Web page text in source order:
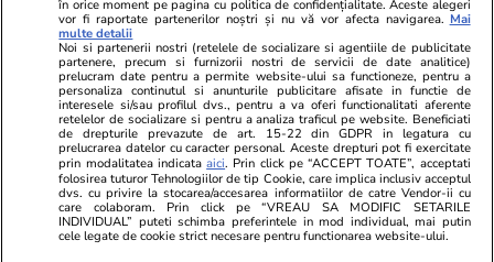
luni după pensionare. Ce va face
Știri România 09:11
Ilie Bolojan dă startul la
investiții de 250.000.000 de
euro în energie: banii se vor
folosi pentru stocare și contoare
în orice moment pe pagina cu politica de confidențialitate. Aceste alegeri
vor fi raportate partenerilor noștri și nu vă vor afecta navigarea. Mai
multe detalii
Noi si partenerii nostri (retelele de socializare si agentiile de publicitate
partenere, precum si furnizorii nostri de servicii de date analitice)
prelucram date pentru a permite website-ului sa functioneze, pentru a
personaliza continutul si anunturile publicitare afisate in functie de
interesele si/sau profilul dvs., pentru a va oferi functionalitati aferente
retelelor de socializare si pentru a analiza traficul pe website. Beneficiati
de drepturile prevazute de art. 15-22 din GDPR in legatura cu
prelucrarea datelor cu caracter personal. Aceste drepturi pot fi exercitate
prin modalitatea indicataaici. Prin click pe “ACCEPT TOATE”, acceptati
folosirea tuturor Tehnologiilor de tip Cookie, care implica inclusiv acceptul
dvs. cu privire la stocarea/accesarea informatiilor de catre Vendor-ii cu
care colaboram. Prin click pe “VREAU SA MODIFIC SETARILE
INDIVIDUAL” puteti schimba preferintele in mod individual, mai putin
cele legate de cookie strict necesare pentru functionarea website-ului.